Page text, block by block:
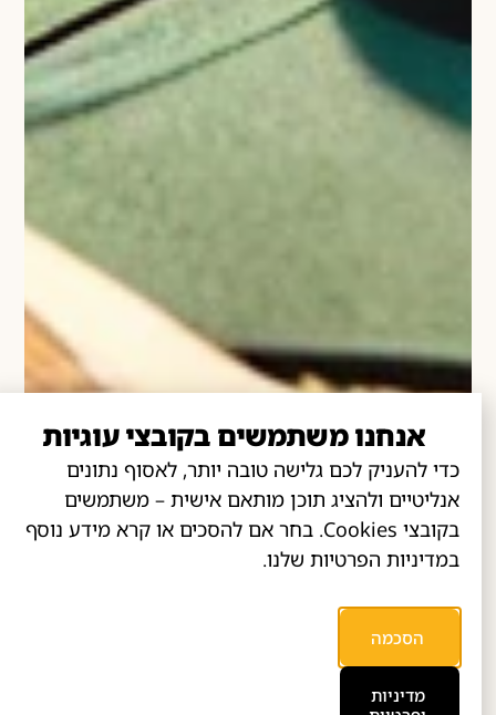
אנחנו משתמשים בקובצי עוגיות
כדי להעניק לכם גלישה טובה יותר, לאסוף נתונים
אנליטיים ולהציג תוכן מותאם אישית – משתמשים
בקובצי Cookies. בחר אם להסכים או קרא מידע נוסף
במדיניות הפרטיות שלנו.
הסכמה
מדיניות